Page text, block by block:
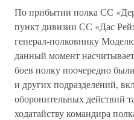
По прибытии полка СС
пункт дивизии СС «Дас
генерал-полковнику
данный момент
боев полку поочередно
и других подразделений,
оборонительных действий
ходатайству командира